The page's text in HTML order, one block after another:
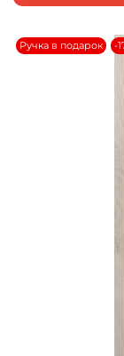
Ручка в подарок -